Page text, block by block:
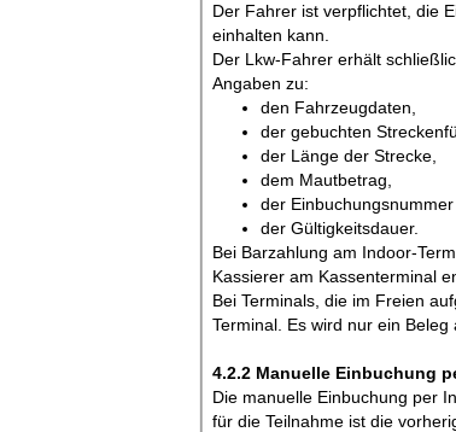
Der Fahrer ist verpflichtet, die
einhalten kann.
Der Lkw-Fahrer erhält
Angaben zu:
den Fahrzeugdaten,
der gebuchten
der Länge der Strecke,
dem Mautbetrag,
der
der Gültigkeitsdauer.
Bei Barzahlung am Indoor-
Kassierer am Kassenterminal
Bei Terminals, die im Freien
Terminal. Es wird nur ein Beleg
4.2.2 Manuelle Einbuchung
Die manuelle Einbuchung per
für die Teilnahme ist die